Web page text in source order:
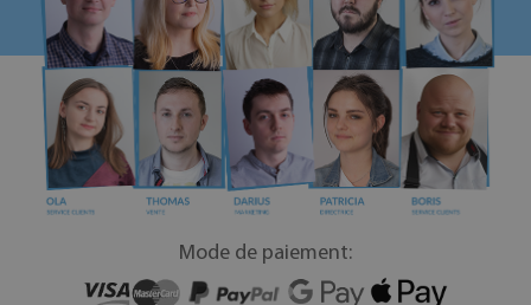
Mode de paiement: